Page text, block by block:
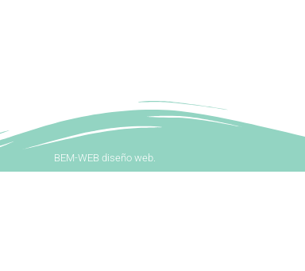
BEM-WEB diseño web.